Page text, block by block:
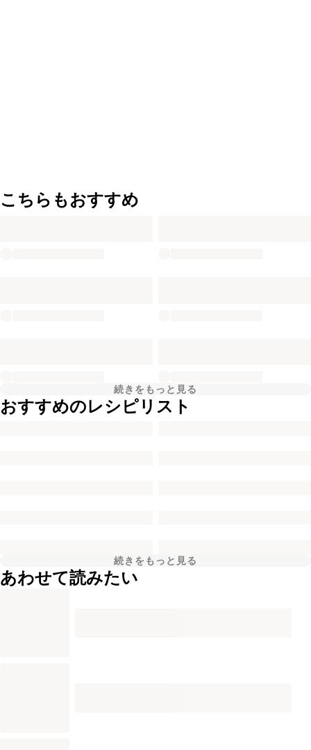
こちらもおすすめ
続きをもっと見る
おすすめのレシピリスト
続きをもっと見る
あわせて読みたい